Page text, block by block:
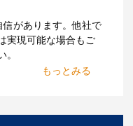
があります。他社で
実現可能な場合もご